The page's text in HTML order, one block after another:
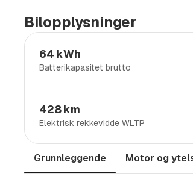
eksklusivt design. M Sport-
sportslige detaljer både utvendig
Høydepunkter:
✓ M Sport-pakke
✓ Elektrisk firehjulsdrift (xDrive)
Bilopplysninger
Batterikapasitet brutto
64 kWh
Elektrisk rekkevidde WLTP
428 km
Grunnleggende Motor og